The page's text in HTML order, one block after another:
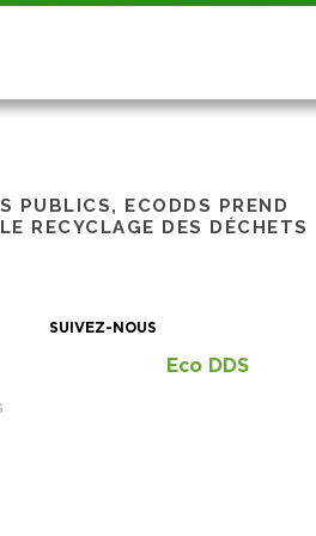
PUBLICS, ECODDS PREND
RECYCLAGE DES DÉCHETS
SUIVEZ-NOUS
Eco DDS